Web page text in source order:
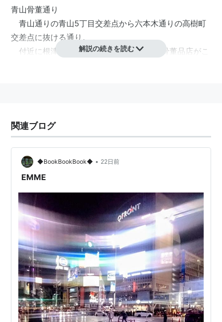
青山骨董通り
青山通りの青山5丁目交差点から六本木通りの高樹町
交差点に抜ける通り。
付近に 根津美術館があったことから戦後 骨董品 店がこ
の青山学院下のトンネルが開通する以前はこの道が渋谷
から六本木に抜けるメインストリートであり、都電もこ
の道の上を走っていた。
解説の続きを読む
関連ブログ
◆BookBookBook◆ • 22日前
EMME